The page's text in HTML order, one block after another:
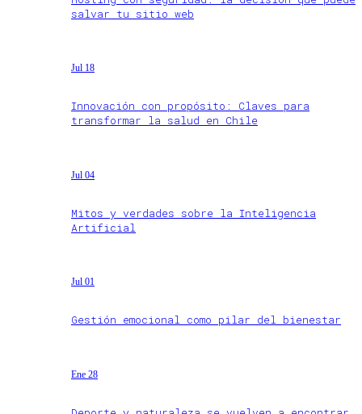
salvar tu sitio web
Jul 18
Innovación con propósito: Claves para
transformar la salud en Chile
Jul 04
Mitos y verdades sobre la Inteligencia
Artificial
Jul 01
Gestión emocional como pilar del bienestar
Ene 28